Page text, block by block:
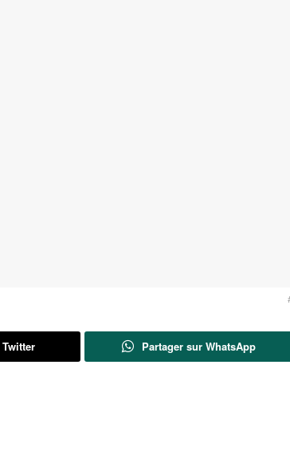
Partager sur WhatsApp